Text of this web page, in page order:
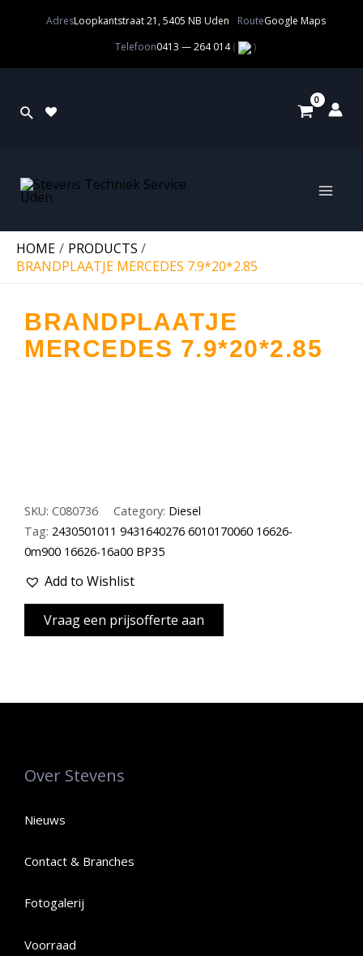
AdresLoopkantstraat 21, 5405 NB Uden RouteGoogle Maps
Telefoon0413 — 264 014( )
HOME
PRODUCTS
BRANDPLAATJE MERCEDES 7.9*20*2.85
BRANDPLAATJE
MERCEDES 7.9*20*2.85
SKU: C080736 Category: Diesel
Tag: 2430501011 9431640276 6010170060 16626-
0m900 16626-16a00 BP35
Add to Wishlist
Over Stevens
Nieuws
Contact & Branches
Fotogalerij
Voorraad